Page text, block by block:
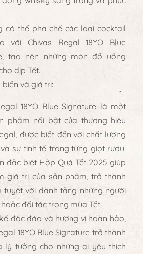
có thể pha chế các loại cocktail
với Chivas Regal 18YO Blue
tạo nên những món đồ uống
dịp Tết.
biến và giá trị:
18YO Blue Signature là một
phẩm nổi bật của thương hiệu
, được biết đến với chất lượng
sự tinh tế trong từng giọt rượu.
đặc biệt Hộp Quà Tết 2025 giúp
giá trị của sản phẩm, trở thành
tuyệt vời dành tặng những người
đối tác trong mùa Tết.
độc đáo và hương vị hoàn hảo,
18YO Blue Signature trở thành
lý tưởng cho những ai yêu thích